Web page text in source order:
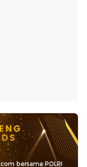
bersama POLRI